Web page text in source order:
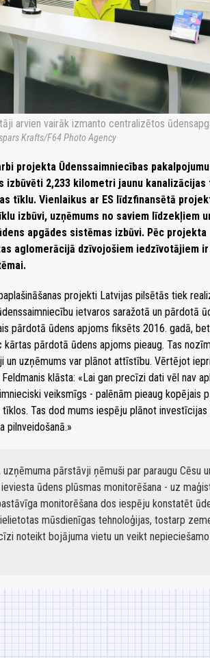
arvien vairāk izmanto centralizētos
Krafts/F64 Photo Agency
projekta Ūdenssaimniecības
2,233 kilometri jaunu kanalizācijas
tīklu. Vienlaikus ar ES līdzfinansētā
izbūvi, uzņēmums no saviem līdzekļiem
apgādes sistēmas izbūvi. Pēc projekta
aglomerācijā dzīvojošiem iedzīvotājiem
projekti Latvijas pilsētās tiek
ietvaros saražotā un pārdotā
pārdotā ūdens apjoms fiksēts 2016. gadā,
pārdotā ūdens apjoms pieaug. Tas
un uzņēmums var plānot attīstību. Vērtējot
klāsta: «Lai gan precīzi dati vēl nav
veiksmīgs - palēnām pieaug kopējais
Tas dod mums iespēju plānot investīcijas
pilnveidošanā.»
pārstāvji ņēmuši par paraugu Cēsu
ūdens plūsmas monitorēšana - uz
monitorēšana dos iespēju konstatēt
mūsdienīgas tehnoloģijas, tostarp
noteikt bojājuma vietu un veikt nepieciešamo